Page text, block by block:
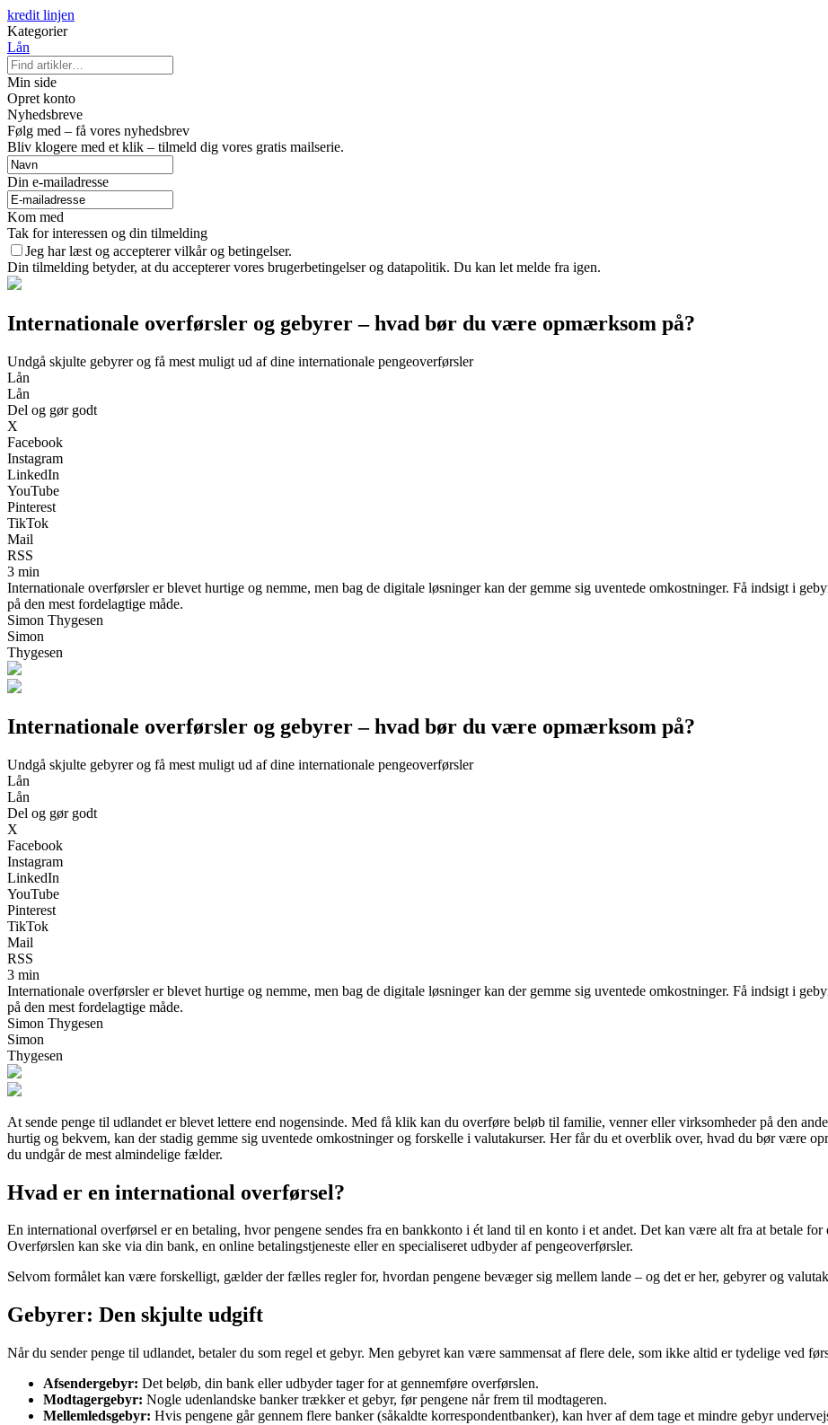
kredit linjen
Kategorier
Lån
Min side
Opret konto
Nyhedsbreve
Følg med – få vores nyhedsbrev
Bliv klogere med et klik – tilmeld dig vores gratis mailserie.
Din e-mailadresse
Kom med
Tak for interessen og din tilmelding
Jeg har læst og accepterer vilkår og betingelser.
Din tilmelding betyder, at du accepterer vores brugerbetingelser og datapolitik. Du kan let melde fra igen.
Internationale overførsler og gebyrer – hvad bør du være opmærksom på?
Undgå skjulte gebyrer og få mest muligt ud af dine internationale pengeoverførsler
Lån
Lån
Del og gør godt
X
Facebook
Instagram
LinkedIn
YouTube
Pinterest
TikTok
Mail
RSS
3 min
Internationale overførsler er blevet hurtige og nemme, men bag de digitale løsninger kan der gemme sig uventede omkostninger. Få indsigt i
på den mest fordelagtige måde.
Simon Thygesen
Simon
Thygesen
Internationale overførsler og gebyrer – hvad bør du være opmærksom på?
Undgå skjulte gebyrer og få mest muligt ud af dine internationale pengeoverførsler
Lån
Lån
Del og gør godt
X
Facebook
Instagram
LinkedIn
YouTube
Pinterest
TikTok
Mail
RSS
3 min
Internationale overførsler er blevet hurtige og nemme, men bag de digitale løsninger kan der gemme sig uventede omkostninger. Få indsigt i
på den mest fordelagtige måde.
Simon Thygesen
Simon
Thygesen
At sende penge til udlandet er blevet lettere end nogensinde. Med få klik kan du overføre beløb til familie, venner eller virksomheder på den
hurtig og bekvem, kan der stadig gemme sig uventede omkostninger og forskelle i valutakurser. Her får du et overblik over, hvad du bør være
du undgår de mest almindelige fælder.
Hvad er en international overførsel?
En international overførsel er en betaling, hvor pengene sendes fra en bankkonto i ét land til en konto i et andet. Det kan være alt fra at betale
Overførslen kan ske via din bank, en online betalingstjeneste eller en specialiseret udbyder af pengeoverførsler.
Selvom formålet kan være forskelligt, gælder der fælles regler for, hvordan pengene bevæger sig mellem lande – og det er her, gebyrer og
Gebyrer: Den skjulte udgift
Når du sender penge til udlandet, betaler du som regel et gebyr. Men gebyret kan være sammensat af flere dele, som ikke altid er tydelige ved
Afsendergebyr: Det beløb, din bank eller udbyder tager for at gennemføre overførslen.
Modtagergebyr: Nogle udenlandske banker trækker et gebyr, før pengene når frem til modtageren.
Mellemledsgebyr: Hvis pengene går gennem flere banker (såkaldte korrespondentbanker), kan hver af dem tage et mindre gebyr